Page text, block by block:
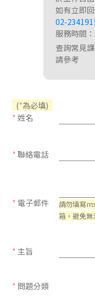
如有立即
02-
服務時間
查詢常見
請參考
(*為必填)
* 姓名
* 聯絡電話
* 電子郵件
請勿填寫
箱，避免
* 主旨
* 問題分類